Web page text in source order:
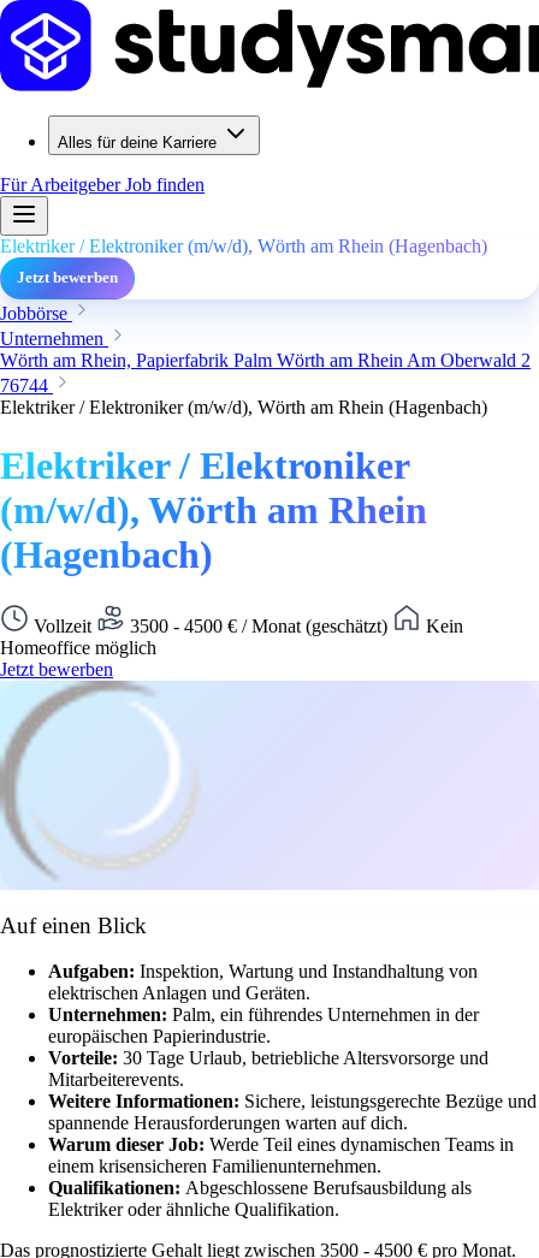
Alles für deine Karriere
Für ArbeitgeberJob finden
Elektriker / Elektroniker (m/w/d), Wörth am Rhein (Hagenbach)
Jetzt bewerben
Jobbörse
Unternehmen
Wörth am Rhein, Papierfabrik Palm Wörth am Rhein Am Oberwald 2
76744
Elektriker / Elektroniker (m/w/d), Wörth am Rhein (Hagenbach)
Elektriker / Elektroniker
(m/w/d), Wörth am Rhein
(Hagenbach)
Vollzeit 3500 - 4500 € / Monat (geschätzt)
Kein
Homeoffice möglich
Jetzt bewerben
Auf einen Blick
Aufgaben: Inspektion, Wartung und Instandhaltung von
elektrischen Anlagen und Geräten.
Unternehmen: Palm, ein führendes Unternehmen in der
europäischen Papierindustrie.
Vorteile: 30 Tage Urlaub, betriebliche Altersvorsorge und
Mitarbeiterevents.
Weitere Informationen: Sichere, leistungsgerechte Bezüge und
spannende Herausforderungen warten auf dich.
Warum dieser Job: Werde Teil eines dynamischen Teams in
einem krisensicheren Familienunternehmen.
Qualifikationen: Abgeschlossene Berufsausbildung als
Elektriker oder ähnliche Qualifikation.
Das prognostizierte Gehalt liegt zwischen 3500 - 4500 € pro Monat.